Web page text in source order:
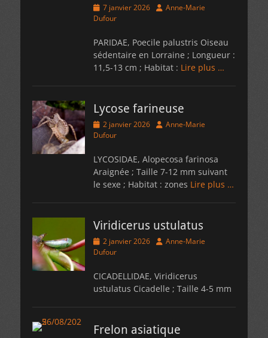
Posted
on
7 janvier 2026 Author
Anne-Marie
Dufour
PARIDAE, Poecile palustris Oiseau
sédentaire en Lorraine ; Longueur :
11,5-13 cm ; Habitat : Lire plus …
Lycose farineuse
Posted
on
2 janvier 2026 Author
Anne-Marie
Dufour
LYCOSIDAE, Alopecosa farinosa
Araignée ; Taille 7-12 mm suivant
le sexe ; Habitat : zones Lire plus …
Viridicerus ustulatus
Posted
on
2 janvier 2026 Author
Anne-Marie
Dufour
CICADELLIDAE, Viridicerus
ustulatus Cicadelle ; Taille 4-5 mm
Frelon asiatique